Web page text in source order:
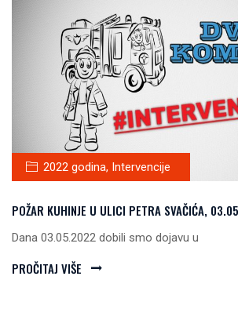
2022 godina, Intervencije
POŽAR KUHINJE U ULICI PETRA SVAČIĆA,
Dana 03.05.2022 dobili smo dojavu u
PROČITAJ VIŠE